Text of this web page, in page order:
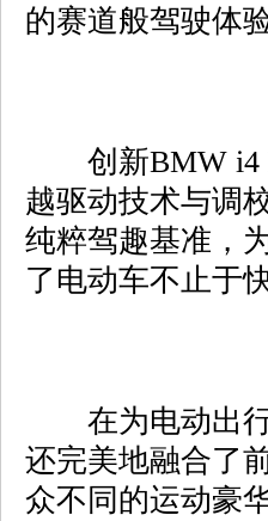
的赛道般驾驶体验
创新BMW i4
越驱动技术与调
纯粹驾趣基准，
了电动车不止于
在为电动出行
还完美地融合了
众不同的运动豪